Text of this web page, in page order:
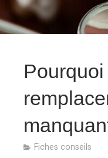
Fiches conseils